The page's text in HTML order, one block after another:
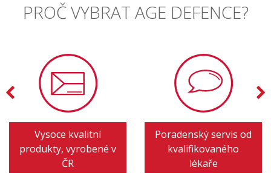
PROČ VYBRAT AGE DEFENCE?
Vysoce kvalitní
produkty, vyrobené v
ČR
Poradenský servis od
kvalifikovaného
lékaře